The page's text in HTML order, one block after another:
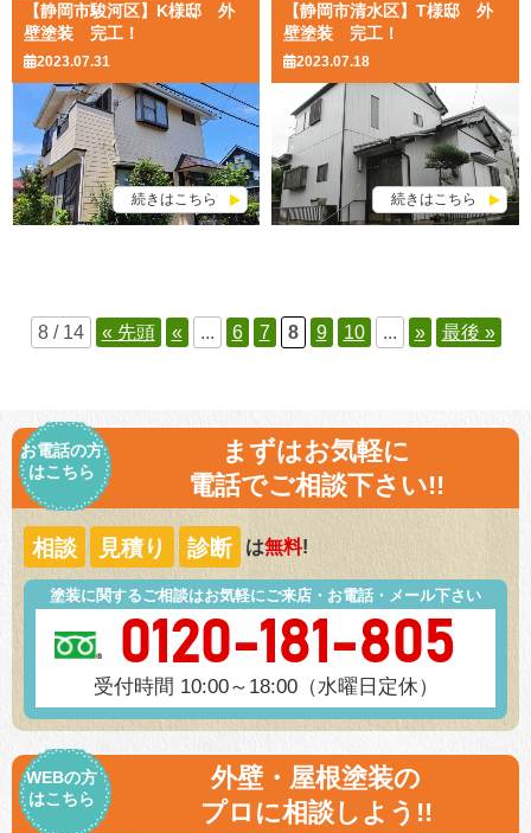
【静岡市駿河区】K様邸 外
壁塗装 完工！
2023.07.31
続きはこちら
【静岡市清水区】T様邸 外
壁塗装 完工！
2023.07.18
続きはこちら
8 / 14 « 先頭 « ... 6 7 8 9 10 ... » 最後 »
お電話の方
はこちら
まずはお気軽に
電話でご相談下さい!!
相談 見積り 診断 は無料!
塗装に関するご相談はお気軽にご来店・お電話・メール下さい
0120-181-805
受付時間 10:00～18:00（水曜日定休）
WEBの方
はこちら
外壁・屋根塗装の
プロに相談しよう!!